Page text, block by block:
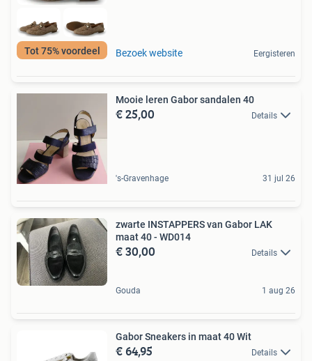
Tot 75% voordeel Bezoek website Eergisteren
Mooie leren Gabor sandalen 40
€ 25,00 Details
's-Gravenhage 31 jul 26
zwarte INSTAPPERS van Gabor LAK
maat 40 - WD014
€ 30,00 Details
Gouda 1 aug 26
Gabor Sneakers in maat 40 Wit
€ 64,95 Details